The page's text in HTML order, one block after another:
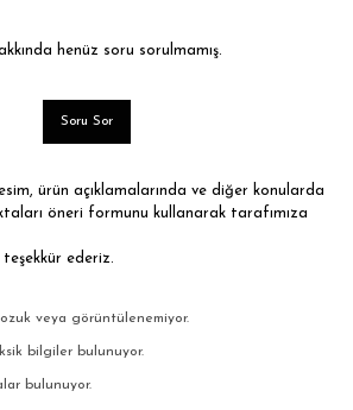
henüz soru sorulmamış.
Soru Sor
ürün açıklamalarında ve diğer konularda
öneri formunu kullanarak tarafımıza
ederiz.
veya görüntülenemiyor.
bilgiler bulunuyor.
bulunuyor.